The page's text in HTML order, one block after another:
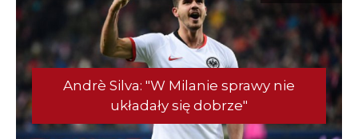
Andrè Silva: "W Milanie sprawy nie
układały się dobrze"